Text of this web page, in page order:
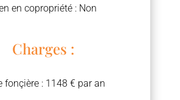
en copropriété : Non
Charges :
fonçière : 1148 € par an